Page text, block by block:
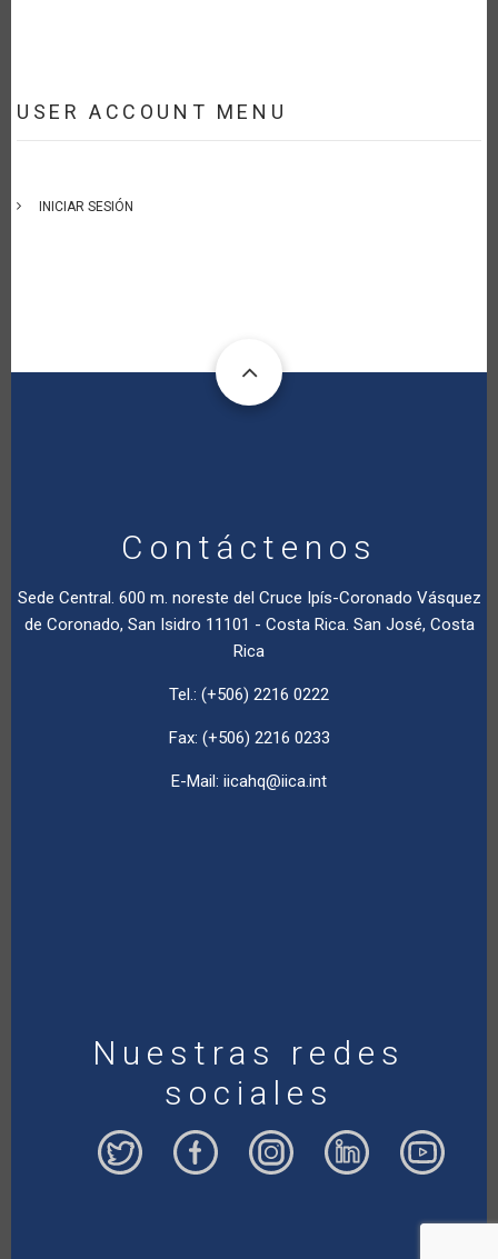
USER ACCOUNT MENU
INICIAR SESIÓN
Contáctenos
Sede Central. 600 m. noreste del Cruce Ipís-Coronado Vásquez
de Coronado, San Isidro 11101 - Costa Rica. San José, Costa
Rica
Tel.: (+506) 2216 0222
Fax: (+506) 2216 0233
E-Mail: iicahq@iica.int
Nuestras redes
sociales